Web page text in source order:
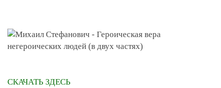
СКАЧАТЬ ЗДЕСЬ